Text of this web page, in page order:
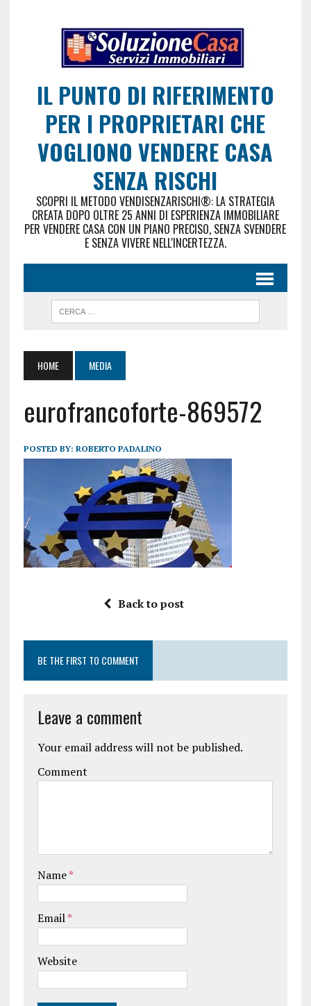
IL PUNTO DI RIFERIMENTO
PER I PROPRIETARI CHE
VOGLIONO VENDERE CASA
SENZA RISCHI
SCOPRI IL METODO VENDISENZARISCHI®: LA STRATEGIA
CREATA DOPO OLTRE 25 ANNI DI ESPERIENZA IMMOBILIARE
PER VENDERE CASA CON UN PIANO PRECISO, SENZA SVENDERE
E SENZA VIVERE NELL'INCERTEZZA.
HOME MEDIA
eurofrancoforte-869572
POSTED BY: ROBERTO PADALINO
Back to post
BE THE FIRST TO COMMENT
Leave a comment
Your email address will not be published.
Comment
Name*
Email*
Website